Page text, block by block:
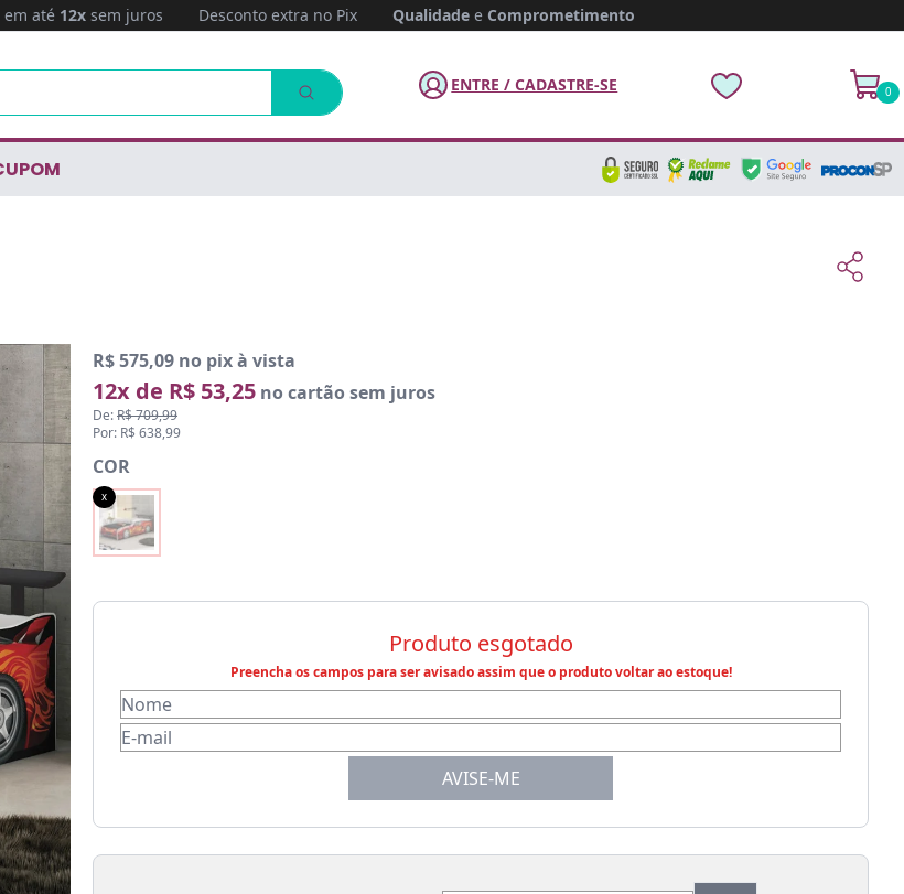
em até 12xsem juros Desconto extra no Pix Qualidadee Comprometimento
ENTRE / CADASTRE-SE 0
R$ 575,09 no pix à vista
12x de R$ 53,25 no cartão sem juros
De:R$ 709,99
Por: R$ 638,99
COR
x
Produto esgotado
Preencha os campos para ser avisado assim que o produto voltar ao estoque!
AVISE-ME